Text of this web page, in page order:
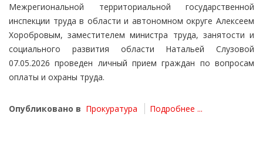
Межрегиональной территориальной государственной
инспекции труда в области и автономном округе Алексеем
Хоробровым, заместителем министра труда, занятости и
социального развития области Натальей Слузовой
07.05.2026 проведен личный прием граждан по вопросам
оплаты и охраны труда.
Опубликовано в Прокуратура Подробнее ...